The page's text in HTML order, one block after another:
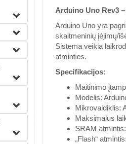
Arduino Uno Rev3 –
Arduino Uno yra
skaitmeninių įėjimų/
Sistema veikia
atminties.
Specifikacijos:
Maitinimo
Modelis:
Mikrovaldiklis:
Maksimalus
SRAM
„Flash“